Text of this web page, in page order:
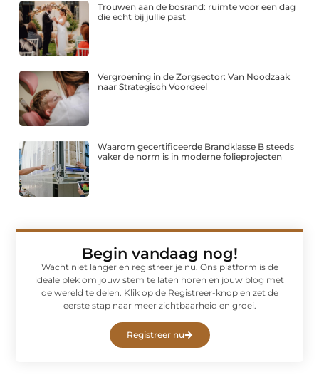
Trouwen aan de bosrand: ruimte voor een dag
die echt bij jullie past
Vergroening in de Zorgsector: Van Noodzaak
naar Strategisch Voordeel
Waarom gecertificeerde Brandklasse B steeds
vaker de norm is in moderne folieprojecten
Begin vandaag nog!
Wacht niet langer en registreer je nu. Ons platform is de
ideale plek om jouw stem te laten horen en jouw blog met
de wereld te delen. Klik op de Registreer-knop en zet de
eerste stap naar meer zichtbaarheid en groei.
Registreer nu